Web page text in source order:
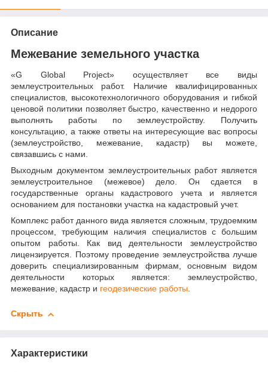
Описание
Межевание земельного участка
«G Global Project» осуществляет все виды
землеустроительных работ. Наличие квалифицированных
специалистов, высокотехнологичного оборудования и гибкой
ценовой политики позволяет быстро, качественно и недорого
выполнять работы по землеустройству. Получить
консультацию, а также ответы на интересующие вас вопросы
(землеустройство, межевание, кадастр) вы можете,
связавшись с нами.
Выходным документом землеустроительных работ является
землеустроительное (межевое) дело. Он сдается в
государственные органы кадастрового учета и является
основанием для постановки участка на кадастровый учет.
Комплекс работ данного вида является сложным, трудоемким
процессом, требующим наличия специалистов с большим
опытом работы. Как вид деятельности землеустройство
лицензируется. Поэтому проведение землеустройства лучше
доверить специализированным фирмам, основным видом
деятельности которых является: землеустройство,
межевание, кадастр и геодезические работы.
Скрыть
Характеристики